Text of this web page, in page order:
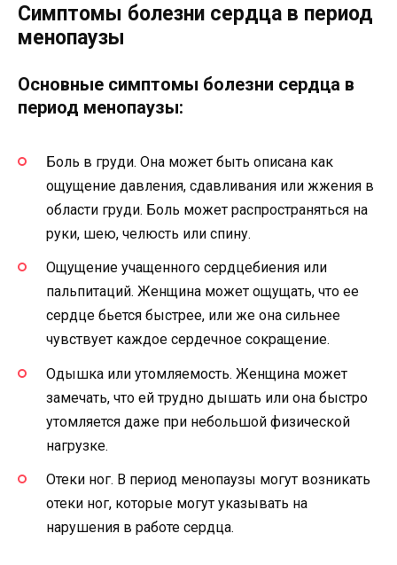
Симптомы болезни сердца в период
менопаузы
Основные симптомы болезни сердца в
период менопаузы:
Боль в груди. Она может быть описана как
ощущение давления, сдавливания или жжения в
области груди. Боль может распространяться на
руки, шею, челюсть или спину.
Ощущение учащенного сердцебиения или
пальпитаций. Женщина может ощущать, что ее
сердце бьется быстрее, или же она сильнее
чувствует каждое сердечное сокращение.
Одышка или утомляемость. Женщина может
замечать, что ей трудно дышать или она быстро
утомляется даже при небольшой физической
нагрузке.
Отеки ног. В период менопаузы могут возникать
отеки ног, которые могут указывать на
нарушения в работе сердца.